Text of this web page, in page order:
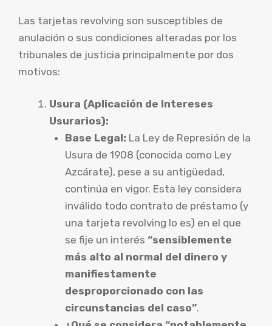
Las tarjetas revolving son susceptibles de
anulación o sus condiciones alteradas por los
tribunales de justicia principalmente por dos
motivos:
Usura (Aplicación de Intereses
Usurarios):
Base Legal: La Ley de Represión de la
Usura de 1908 (conocida como Ley
Azcárate), pese a su antigüedad,
continúa en vigor. Esta ley considera
inválido todo contrato de préstamo (y
una tarjeta revolving lo es) en el que
se fije un interés “sensiblemente
más alto al normal del dinero y
manifiestamente
desproporcionado con las
circunstancias del caso”.